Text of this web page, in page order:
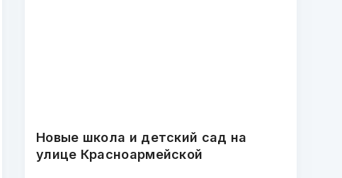
Новые школа и детский сад на
улице Красноармейской